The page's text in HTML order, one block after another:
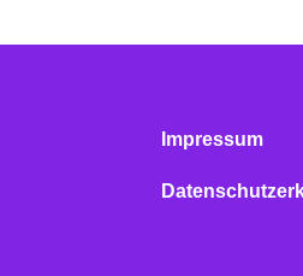
Impressum